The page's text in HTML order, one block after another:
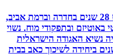
מנדי, כירופרקט 28 שנים בחדרה וברמת אביב,
ובתפקודי מוח. נשוי
נשיא האגודה הישראלית
עבד 8 שנים ביחידה לשיכוך כאב בבית